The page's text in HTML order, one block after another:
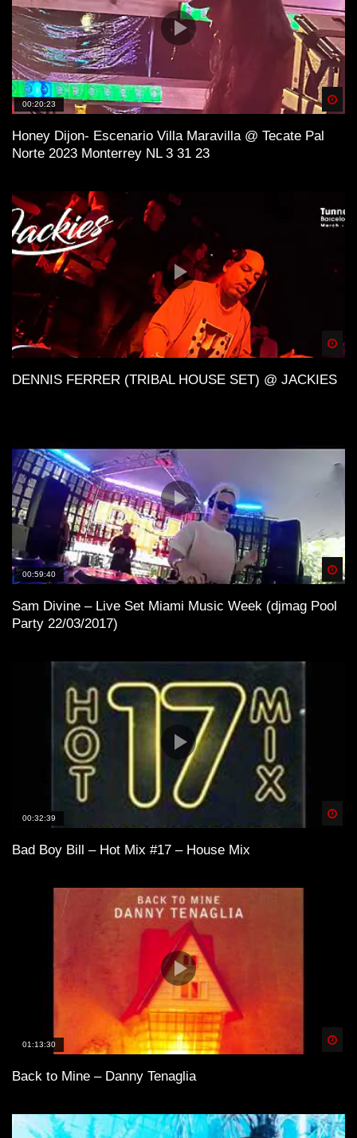
00:20:23
Honey Dijon- Escenario Villa Maravilla @ Tecate Pal
Norte 2023 Monterrey NL 3 31 23
DENNIS FERRER (TRIBAL HOUSE SET) @ JACKIES
00:59:40
Sam Divine – Live Set Miami Music Week (djmag Pool
Party 22/03/2017)
00:32:39
Bad Boy Bill – Hot Mix #17 – House Mix
01:13:30
Back to Mine – Danny Tenaglia